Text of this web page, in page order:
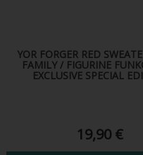
YOR FORGER RED
FAMILY / FIGURINE
EXCLUSIVE SPECIAL
19,90 €